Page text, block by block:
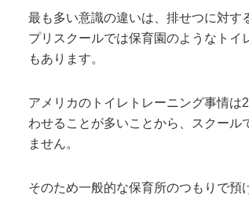
最も多い意識の違いは、排せつに対す
プリスクールでは保育園のようなトイ
もあります。
アメリカのトイレトレーニング事情は
わせることが多いことから、スクール
ません。
そのため一般的な保育所のつもりで預